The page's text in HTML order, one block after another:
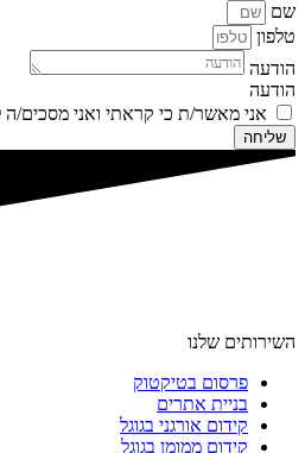
שם
טלפון
הודעה
הודעה
אני מאשר/ת כי קראתי ואני מסכים/ה
שליחה
השירותים שלנו
פרסום בטיקטוק
בניית אתרים
קידום אורגני בגוגל
קידום ממומן בגוגל